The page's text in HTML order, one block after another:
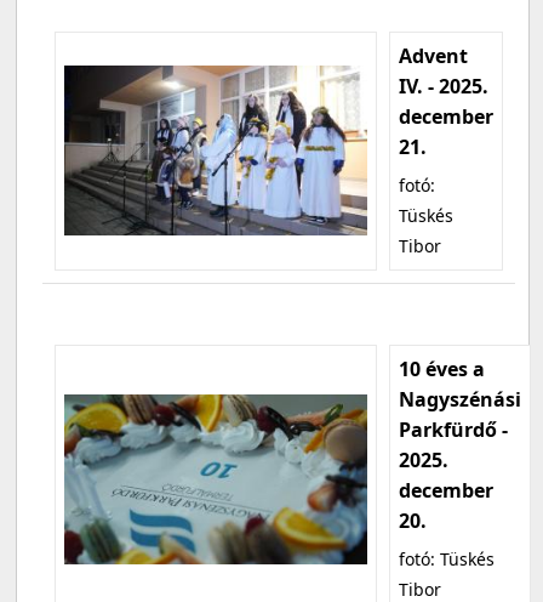
Advent
IV. - 2025.
december
21.
fotó:
Tüskés
Tibor
10 éves a
Nagyszénási
Parkfürdő -
2025.
december
20.
fotó: Tüskés
Tibor